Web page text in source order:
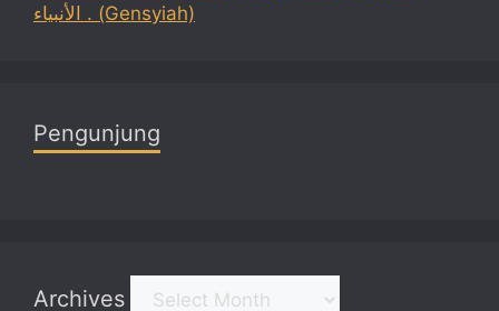
الأنبياء . (Gensyiah)
Pengunjung
Archives